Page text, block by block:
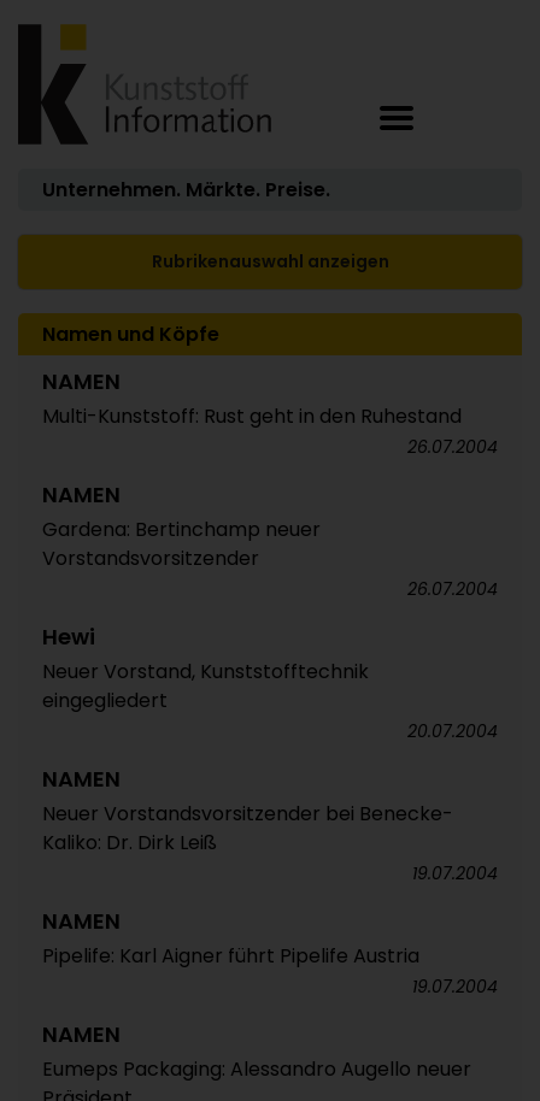
Unternehmen. Märkte. Preise.
Rubrikenauswahl anzeigen
Namen und Köpfe
NAMEN
Multi-Kunststoff: Rust geht in den Ruhestand
26.07.2004
NAMEN
Gardena: Bertinchamp neuer
Vorstandsvorsitzender
26.07.2004
Hewi
Neuer Vorstand, Kunststofftechnik
eingegliedert
20.07.2004
NAMEN
Neuer Vorstandsvorsitzender bei Benecke-
Kaliko: Dr. Dirk Leiß
19.07.2004
NAMEN
Pipelife: Karl Aigner führt Pipelife Austria
19.07.2004
NAMEN
Eumeps Packaging: Alessandro Augello neuer